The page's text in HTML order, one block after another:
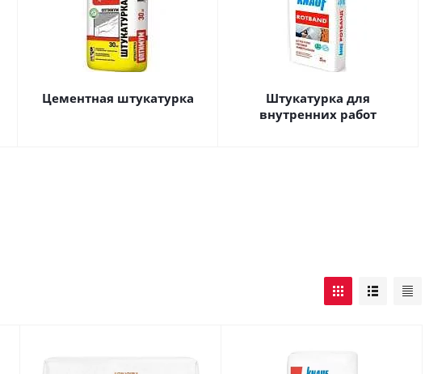
Цементная штукатурка
Штукатурка для
внутренних работ